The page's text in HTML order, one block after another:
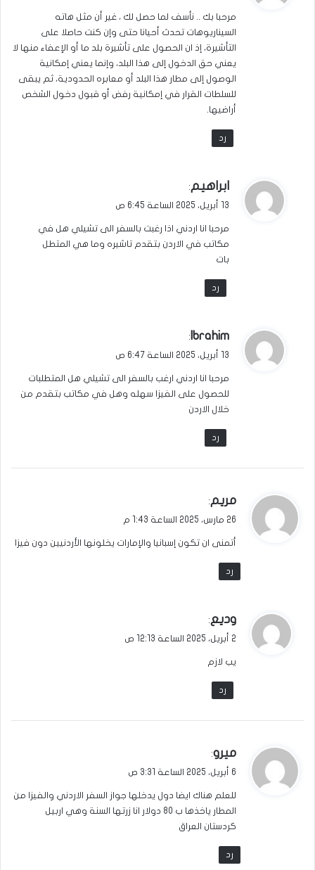
ل
مرحبا بك .. نأسف لما حصل لك ، غير أن مثل هاته
السيناريوهات تحدث أحيانا حتى وإن كنت حاصلا على
التأشيرة، إذ ان الحصول على تأشيرة بلد ما أو الإعفاء منها لا
يعني حق الدخول إلى هذا البلد، وإنما يعني إمكانية
الوصول إلى مطار هذا البلد أو معابره الحدودية، ثم يبقى
للسلطات القرار في إمكانية رفض أو قبول دخول الشخص
أراضيها.
رد
ي
ق
ل
ابراهيم:
13 أبريل، 2025 الساعة 6:45 ص
مرحبا انا اردني اذا رغبت بالسفر الى تشيلي هل في
مكاتب في الاردن بتقدم تاشيره وما هي المتطل
بات
رد
ي
ق
ل
Ibrahim
:
13 أبريل، 2025 الساعة 6:47 ص
مرحبا انا اردني ارغب بالسفر الى تشيلي هل المتطلبات
للحصول على الفيزا سهله وهل في مكاتب بتقدم من
خلال الاردن
رد
ي
ق
ل
مريم:
26 مارس، 2025 الساعة 1:43 م
أتمنى ان تكون إسبانيا والإمارات يخلونها الأردنيين دون فيزا
رد
ي
ق
ل
وديع:
2 أبريل، 2025 الساعة 12:13 ص
يب لازم
رد
ي
ق
ل
ميرو:
6 أبريل، 2025 الساعة 3:31 ص
للعلم هناك ايضا دول يدخلها جواز السفر الاردني والفيزا من
المطار ياخذها ب 80 دولار انا زرتها السنة وهي اربيل
كردستان العراق
رد